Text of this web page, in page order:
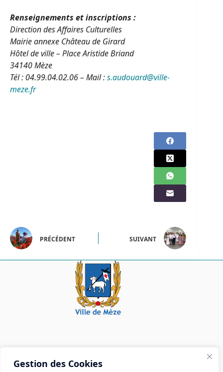
Gestion des Cookies
Renseignements et inscriptions :
Direction des Affaires Culturelles
Mairie annexe Château de Girard
Hôtel de ville – Place Aristide Briand
34140 Mèze
Tél : 04.99.04.02.06 – Mail :s.audouard@ville-
meze.fr
PRÉCÉDENT SUIVANT
Mairie de Mèze